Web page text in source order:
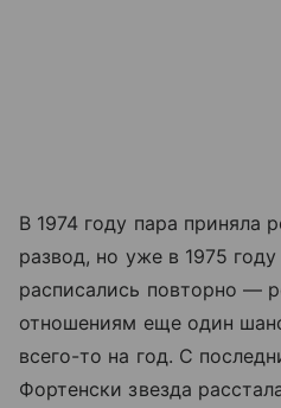
В 1974 году пара приняла
развод, но уже в 1975
расписались повторно —
отношениям еще один
всего-то на год. С
Фортенски звезда